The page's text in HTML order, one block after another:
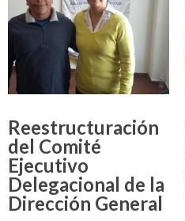
Reestructuración
del Comité
Ejecutivo
Delegacional de la
Dirección General